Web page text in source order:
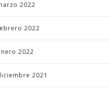
2022
2022
2022
2021